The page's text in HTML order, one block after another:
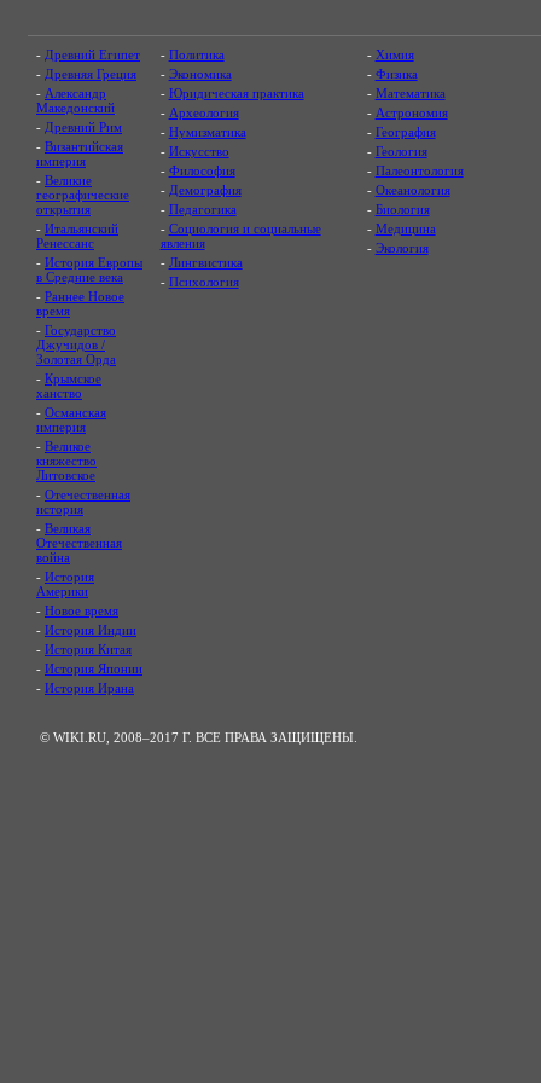
- Древний Египет
- Древняя Греция
- Александр
Македонский
- Древний Рим
- Византийская
империя
- Великие
географические
открытия
- Итальянский
Ренессанс
- История Европы
в Средние века
- Раннее Новое
время
- Государство
Джучидов /
Золотая Орда
- Крымское
ханство
- Османская
империя
- Великое
княжество
Литовское
- Отечественная
история
- Великая
Отечественная
война
- История
Америки
- Новое время
- История Индии
- История Китая
- История Японии
- История Ирана
- Политика
- Экономика
- Юридическая практика
- Археология
- Нумизматика
- Искусство
- Философия
- Демография
- Педагогика
- Социология и социальные
явления
- Лингвистика
- Психология
- Химия
- Физика
- Математика
- Астрономия
- География
- Геология
- Палеонтология
- Океанология
- Биология
- Медицина
- Экология
© WIKI.RU, 2008–2017 Г. ВСЕ ПРАВА ЗАЩИЩЕНЫ.